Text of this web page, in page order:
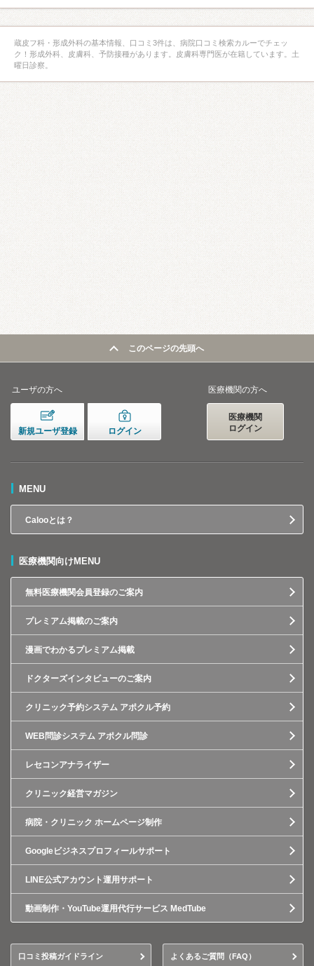
蔵皮フ科・形成外科の基本情報、口コミ3件は、病院口コミ検索カルーでチェッ
ク！形成外科、皮膚科、予防接種があります。皮膚科専門医が在籍しています。土
曜日診察。
このページの先頭へ
ユーザの方へ
新規ユーザ登録 ログイン
医療機関の方へ
医療機関
ログイン
MENU
Calooとは？
医療機関向けMENU
無料医療機関会員登録のご案内
プレミアム掲載のご案内
漫画でわかるプレミアム掲載
ドクターズインタビューのご案内
クリニック予約システム アポクル予約
WEB問診システム アポクル問診
レセコンアナライザー
クリニック経営マガジン
病院・クリニック ホームページ制作
Googleビジネスプロフィールサポート
LINE公式アカウント運用サポート
動画制作・YouTube運用代行サービス MedTube
口コミ投稿ガイドライン よくあるご質問（FAQ）